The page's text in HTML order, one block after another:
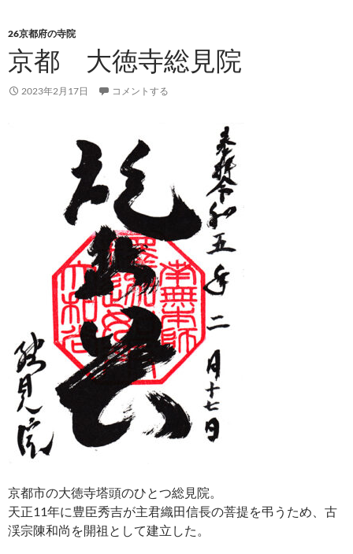
26京都府の寺院
京都 大徳寺総見院
2023年2月17日 コメントする
京都市の大徳寺塔頭のひとつ総見院。
天正11年に豊臣秀吉が主君織田信長の菩提を弔うため、古
渓宗陳和尚を開祖として建立した。